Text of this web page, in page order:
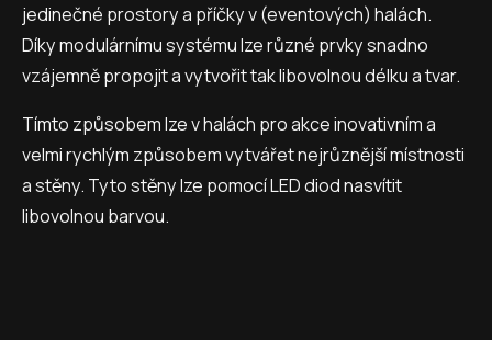
jedinečné prostory a příčky v (eventových) halách.
Díky modulárnímu systému lze různé prvky snadno
vzájemně propojit a vytvořit tak libovolnou délku a tvar.
Tímto způsobem lze v halách pro akce inovativním a
velmi rychlým způsobem vytvářet nejrůznější místnosti
a stěny. Tyto stěny lze pomocí LED diod nasvítit
libovolnou barvou.